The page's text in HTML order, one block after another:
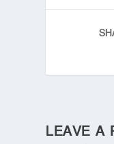
LEAVE A